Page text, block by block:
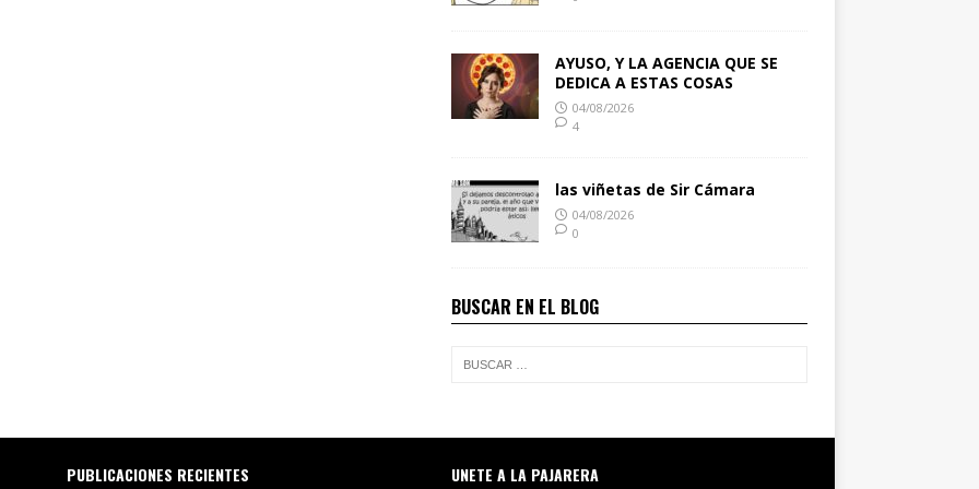
AYUSO, Y LA AGENCIA QUE SE
DEDICA A ESTAS COSAS
04/08/2026
4
las viñetas de Sir Cámara
04/08/2026
0
BUSCAR EN EL BLOG
PUBLICACIONES RECIENTES UNETE A LA PAJARERA